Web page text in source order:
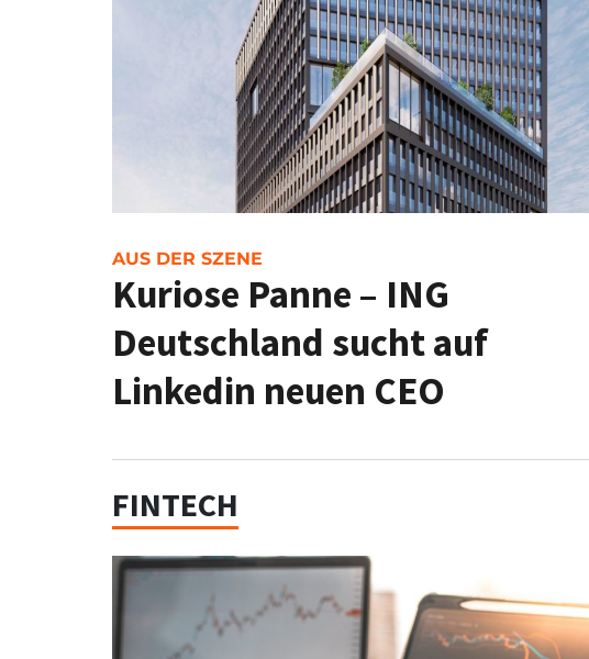
AUS DER SZENE
Kuriose Panne – ING
Deutschland sucht auf
Linkedin neuen CEO
FINTECH